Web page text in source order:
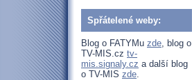
Spřátelené weby:
Blog o FATYMu zde, blog o
TV-MIS.cz tv-
mis.signaly.cz a další blog
o TV-MIS zde.